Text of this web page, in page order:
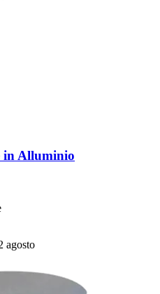
in Alluminio
agosto